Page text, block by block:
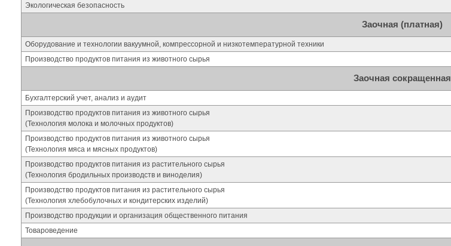
Экологическая безопасность
Заочная (платная)
Оборудование и технологии вакуумной, компрессорной и низкотемпературной техники
Производство продуктов питания из животного сырья
Заочная сокращенная
Бухгалтерский учет, анализ и аудит
Производство продуктов питания из животного сырья
(Технология молока и молочных продуктов)
Производство продуктов питания из животного сырья
(Технология мяса и мясных продуктов)
Производство продуктов питания из растительного сырья
(Технология бродильных производств и виноделия)
Производство продуктов питания из растительного сырья
(Технология хлебобулочных и кондитерских изделий)
Производство продукции и организация общественного питания
Товароведение